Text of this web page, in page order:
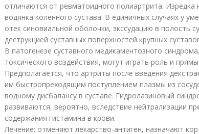
отличаются от ревматоидного полиартрита.
водянка коленного сустава. В единичных случаях у
отек синовиальной оболочки, экссудацию в полость
деструкцией суставных поверхностей крупных
В патогенезе суставного медикаментозного
токсического воздействия, могут играть роль и
Предполагается, что артриты после введения
им быстропреходящим поступлением плазмы из
водному дисбалансу в суставе. Гидролазиновый
развиваются, вероятно, вследствие нейтрализации
содержания гистамина в крови.
Лечение: отменяют лекарство-антиген, назначают